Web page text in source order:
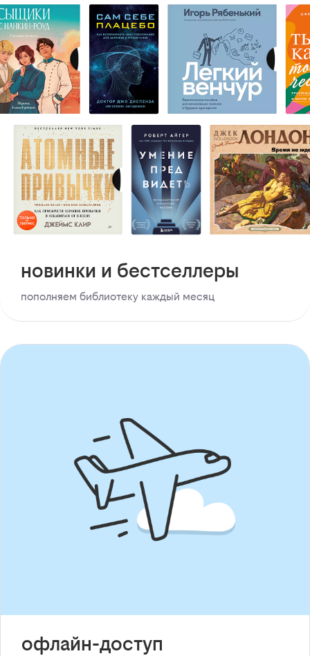
новинки и бестселлеры
пополняем библиотеку каждый месяц
офлайн-доступ